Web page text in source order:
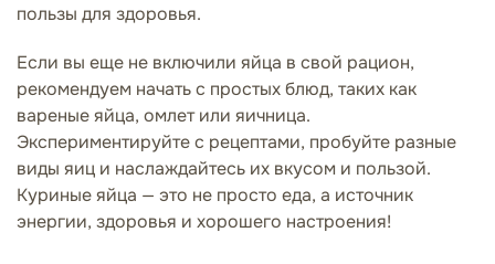
пользы для здоровья.
Если вы еще не включили яйца в свой рацион,
рекомендуем начать с простых блюд, таких как
вареные яйца, омлет или яичница.
Экспериментируйте с рецептами, пробуйте разные
виды яиц и наслаждайтесь их вкусом и пользой.
Куриные яйца — это не просто еда, а источник
энергии, здоровья и хорошего настроения!